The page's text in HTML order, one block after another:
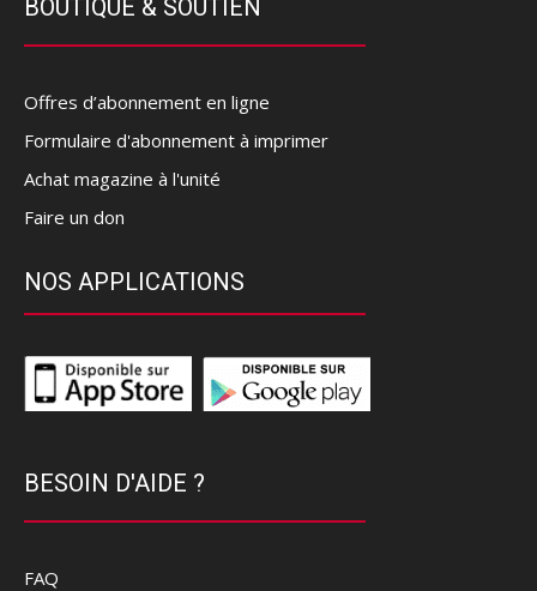
BOUTIQUE & SOUTIEN
Offres d’abonnement en ligne
Formulaire d'abonnement à imprimer
Achat magazine à l'unité
Faire un don
NOS APPLICATIONS
BESOIN D'AIDE ?
FAQ